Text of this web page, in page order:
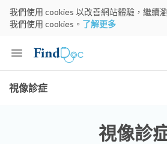
我們使用 cookies 以改善網站體驗，繼續
我們使用 cookies。 了解更多
Keyword
視像診症
視像診